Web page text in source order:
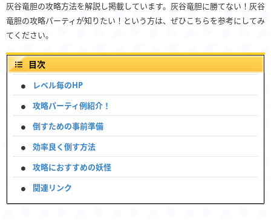
灰谷竜胆の攻略方法を解説し掲載しています。灰谷竜胆に勝てない！灰谷
竜胆の攻略パーティが知りたい！という方は、ぜひこちらを参考にしてみ
てください。
目次
レベル毎のHP
攻略パーティ例紹介！
倒すための事前準備
効率良く倒す方法
攻略におすすめの妖怪
関連リンク